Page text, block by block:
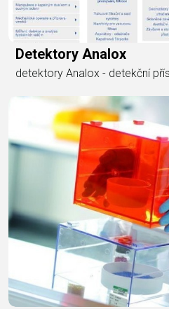
Detektory Analox
detektory Analox - detekční